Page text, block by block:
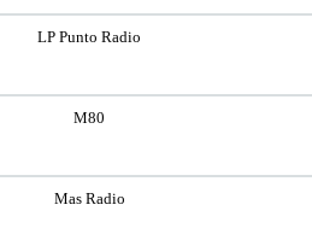
LP Punto Radio
M80
Mas Radio